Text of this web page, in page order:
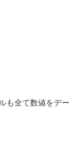
も全て数値をデー